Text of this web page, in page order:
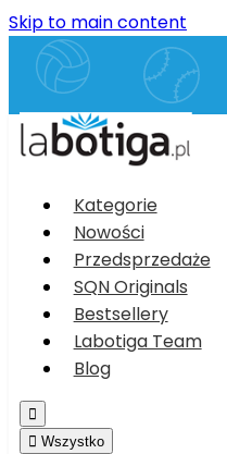
Skip to main content
Kategorie
Nowości
Przedsprzedaże
SQN Originals
Bestsellery
Labotiga Team
Blog

 Wszystko